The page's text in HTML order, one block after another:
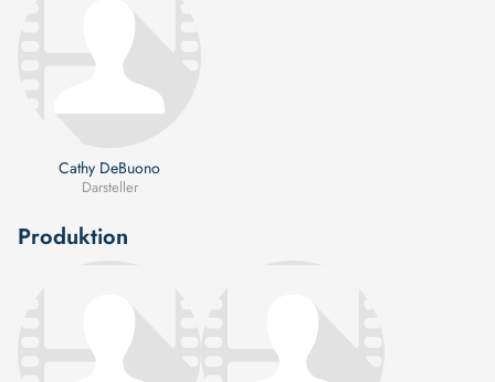
Cathy DeBuono
Darsteller
Produktion